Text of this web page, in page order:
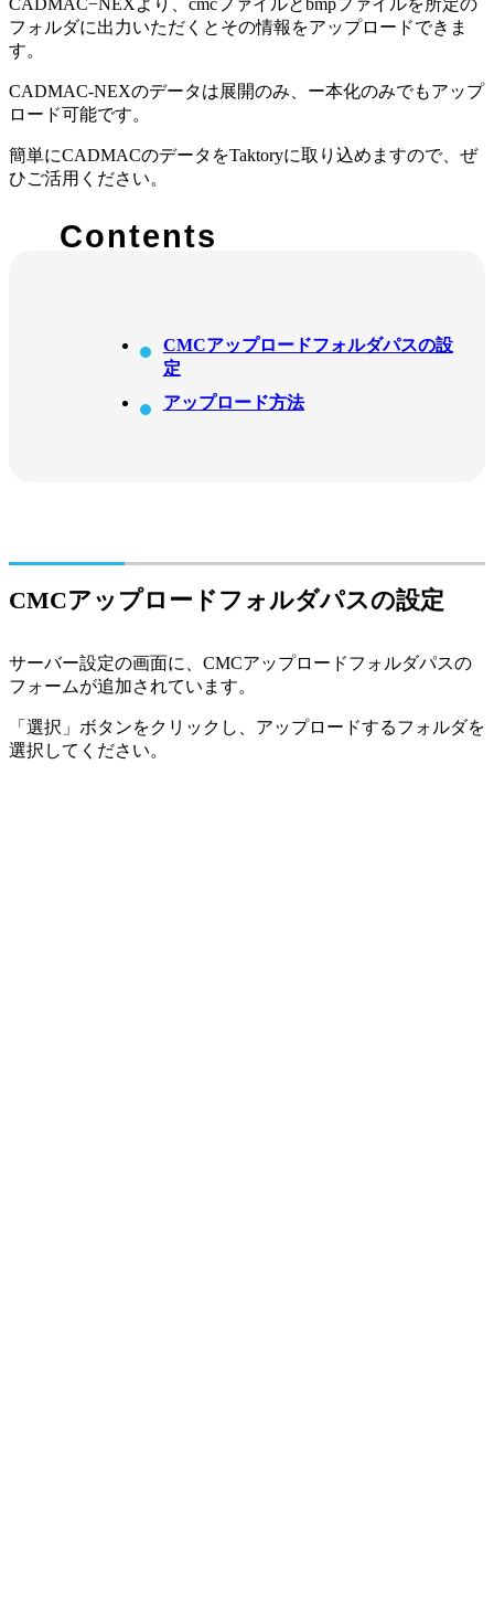
CADMAC−NEXより、cmcファイルとbmpファイルを所定の
フォルダに出力いただくとその情報をアップロードできま
す。
CADMAC-NEXのデータは展開のみ、ー本化のみでもアップ
ロード可能です。
簡単にCADMACのデータをTaktoryに取り込めますので、ぜ
ひご活用ください。
Contents
CMCアップロードフォルダパスの設
定
アップロード方法
CMCアップロードフォルダパスの設定
サーバー設定の画面に、CMCアップロードフォルダパスの
フォームが追加されています。
「選択」ボタンをクリックし、アップロードするフォルダを
選択してください。